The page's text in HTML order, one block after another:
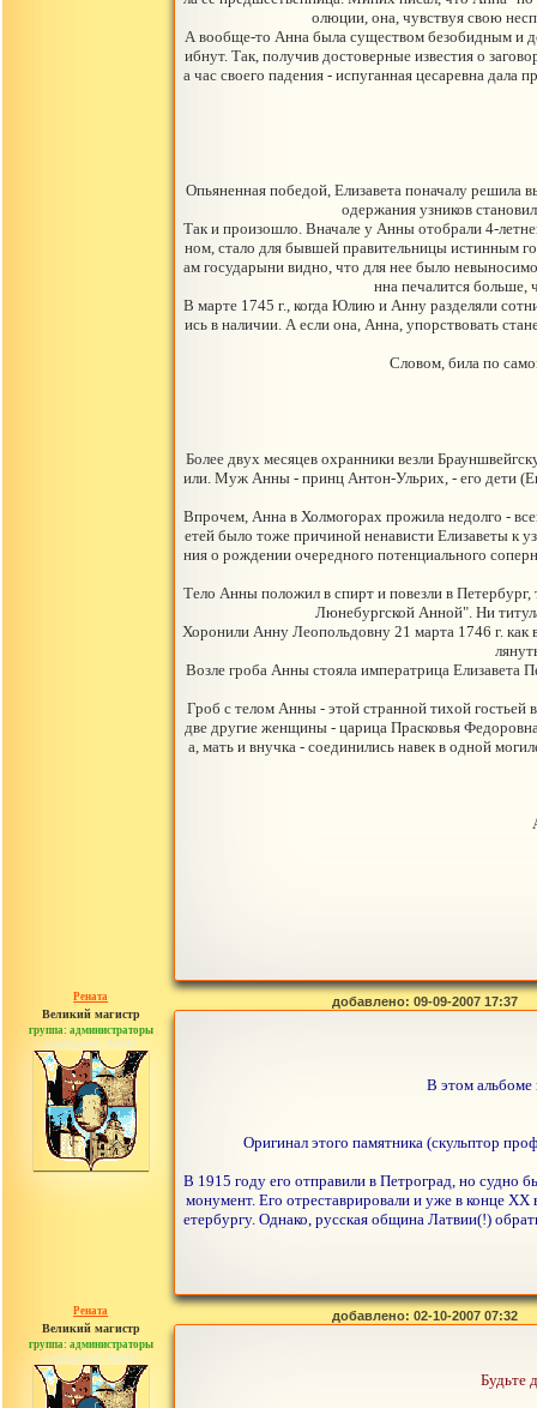
олюции, она, чувствуя свою
А вообще-то Анна была существом безобидным и
ибнут. Так, получив достоверные известия о
а час своего падения - испуганная цесаревна дала
Опьяненная победой, Елизавета поначалу решила
одержания узников
Так и произошло. Вначале у Анны отобрали 4-
ном, стало для бывшей правительницы истинным
ам государыни видно, что для нее было
нна печалится больше,
В марте 1745 г., когда Юлию и Анну разделяли
ись в наличии. А если она, Анна, упорствовать
Словом, била по
Более двух месяцев охранники везли
или. Муж Анны - принц Антон-Ульрих, - его дети
Впрочем, Анна в Холмогорах прожила недолго -
етей было тоже причиной ненависти Елизаветы к
ния о рождении очередного потенциального
Тело Анны положил в спирт и повезли в
Люнебургской Анной". Ни
Хоронили Анну Леопольдовну 21 марта 1746 г. как
Возле гроба Анны стояла императрица Елизавета
Гроб с телом Анны - этой странной тихой гостьей
две другие женщины - царица Прасковья
а, мать и внучка - соединились навек в одной
Рената
Великий магистр
группа: администраторы
сообщений: 30442
добавлено: 09-09-2007 17:37
В этом альбоме
Оригинал этого памятника (скульптор
В 1915 году его отправили в Петроград, но судно
монумент. Его отреставрировали и уже в конце
етербургу. Однако, русская община Латвии(!)
Рената
Великий магистр
группа: администраторы
сообщений: 30442
добавлено: 02-10-2007 07:32
Будьте